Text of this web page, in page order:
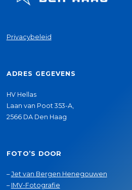
Privacybeleid
ADRES GEGEVENS
HV Hellas
Laan van Poot 353-A,
2566 DA Den Haag
FOTO’S DOOR
–Jet van Bergen Henegouwen
– IMV-Fotografie